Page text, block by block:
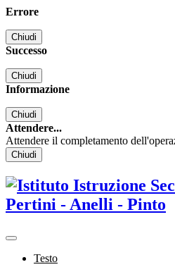
Errore
Chiudi
Successo
Chiudi
Informazione
Chiudi
Attendere...
Attendere il completamento
Chiudi
Testo